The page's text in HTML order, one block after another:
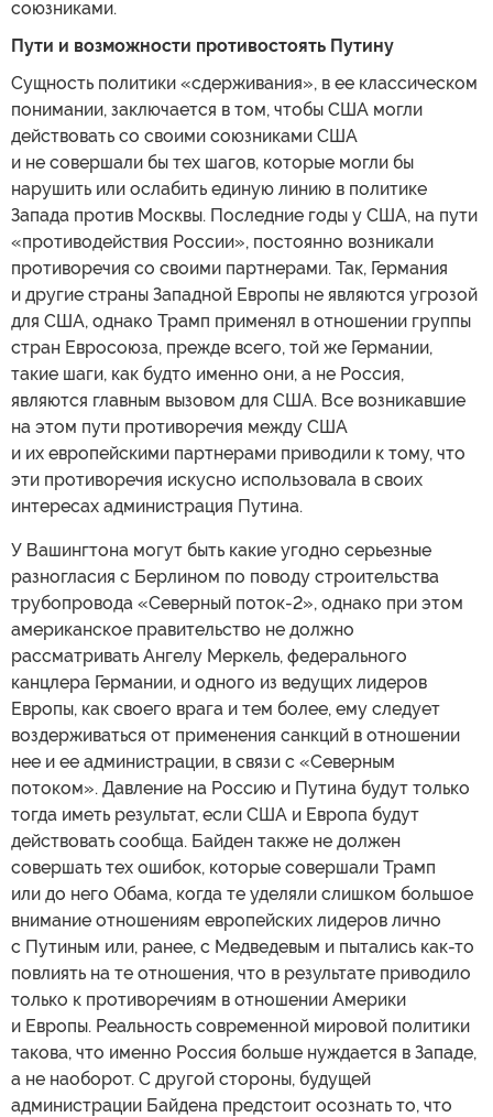
союзниками.
Пути и возможности противостоять Путину
Сущность политики «сдерживания», в ее классическом
понимании, заключается в том, чтобы США могли
действовать со своими союзниками США
и не совершали бы тех шагов, которые могли бы
нарушить или ослабить единую линию в политике
Запада против Москвы. Последние годы у США, на пути
«противодействия России», постоянно возникали
противоречия со своими партнерами. Так, Германия
и другие страны Западной Европы не являются угрозой
для США, однако Трамп применял в отношении группы
стран Евросоюза, прежде всего, той же Германии,
такие шаги, как будто именно они, а не Россия,
являются главным вызовом для США. Все возникавшие
на этом пути противоречия между США
и их европейскими партнерами приводили к тому, что
эти противоречия искусно использовала в своих
интересах администрация Путина.
У Вашингтона могут быть какие угодно серьезные
разногласия с Берлином по поводу строительства
трубопровода «Северный поток-2», однако при этом
американское правительство не должно
рассматривать Ангелу Меркель, федерального
канцлера Германии, и одного из ведущих лидеров
Европы, как своего врага и тем более, ему следует
воздерживаться от применения санкций в отношении
нее и ее администрации, в связи с «Северным
потоком». Давление на Россию и Путина будут только
тогда иметь результат, если США и Европа будут
действовать сообща. Байден также не должен
совершать тех ошибок, которые совершали Трамп
или до него Обама, когда те уделяли слишком большое
внимание отношениям европейских лидеров лично
с Путиным или, ранее, с Медведевым и пытались как-то
повлиять на те отношения, что в результате приводило
только к противоречиям в отношении Америки
и Европы. Реальность современной мировой политики
такова, что именно Россия больше нуждается в Западе,
а не наоборот. С другой стороны, будущей
администрации Байдена предстоит осознать то, что